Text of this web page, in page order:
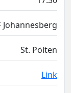
Johannesberg
St. Pölten
Link